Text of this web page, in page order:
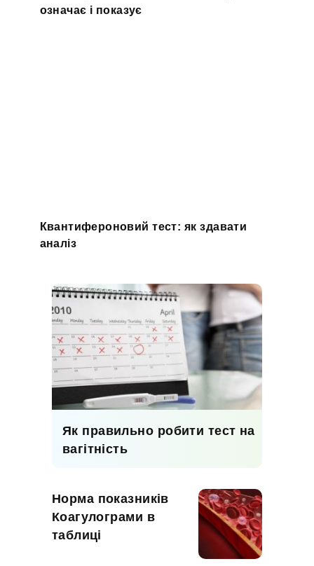
означає і показує
Квантифероновий тест: як здавати
аналіз
Як правильно робити тест на
вагітність
Норма показників
Коагулограми в
таблиці